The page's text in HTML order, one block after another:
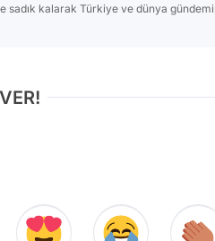
kalarak Türkiye ve dünya